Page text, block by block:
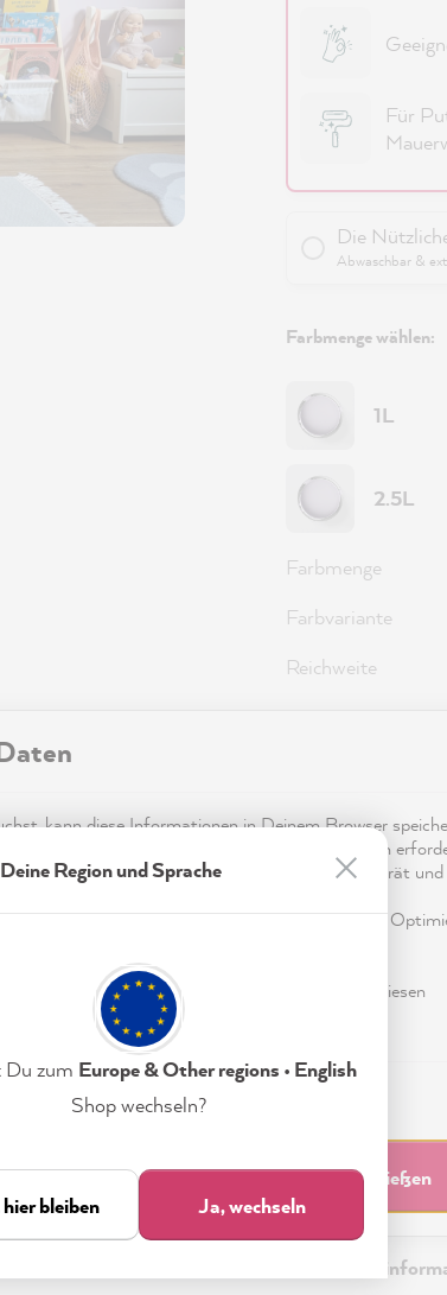
Für
Die
Abwaschbar &
Farbmenge wählen:
1L
2.5L
Farbmenge
Farbvariante
Reichweite
Preise inkl. MwSt.
Sofort
Technische
kann diese Informationen in Deinem Browser
Diese Informationen sind nicht nur technisch
auf Dich, Deine Einstellungen oder Dein Gerät und
funktioniert und um mittels den in der
Dienste Deine Nutzung der Webseite für deren
betreiben und zu personalisieren.
klickst, stimmst Du (jederzeit widerruflich) diesen
Einstellungen
Akzeptieren & Schließen
Region und Sprache
zum Europe & Other regions • English
Shop wechseln?
bleiben Ja, wechseln